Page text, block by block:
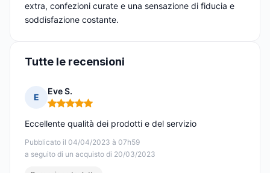
extra, confezioni curate e una sensazione di fiducia e
soddisfazione costante.
Tutte le recensioni
E
Eve S.
Nota: 5 su 5
Pubblicato il 04/04/2023 à 07h59
a seguito di un acquisto di 20/03/2023
Eccellente qualità dei prodotti e del servizio